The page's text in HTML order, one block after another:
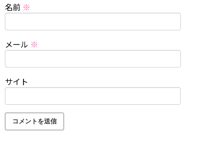
名前 ※
メール ※
サイト